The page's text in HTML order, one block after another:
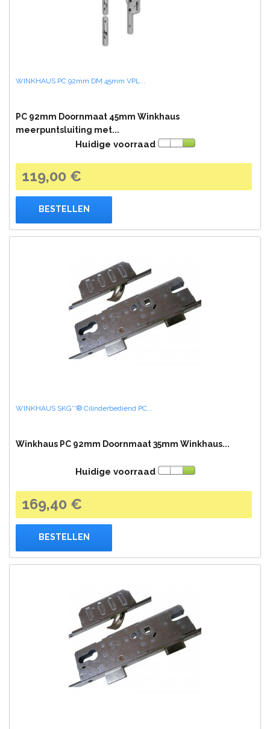
WINKHAUS PC 92mm DM 45mm VPL...
PC 92mm Doornmaat 45mm Winkhaus
meerpuntsluiting met...
Huidige voorraad
119,00 €
BESTELLEN
WINKHAUS SKG**® Cilinderbediend PC...
Winkhaus PC 92mm Doornmaat 35mm Winkhaus...
Huidige voorraad
169,40 €
BESTELLEN